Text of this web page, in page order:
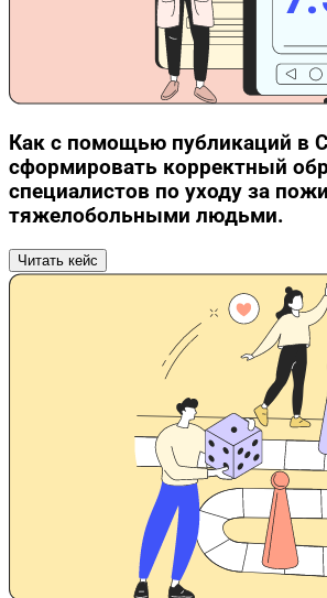
Как с помощью публикаций в
сформировать корректный
специалистов по уходу за
тяжелобольными людьми.
Читать кейс